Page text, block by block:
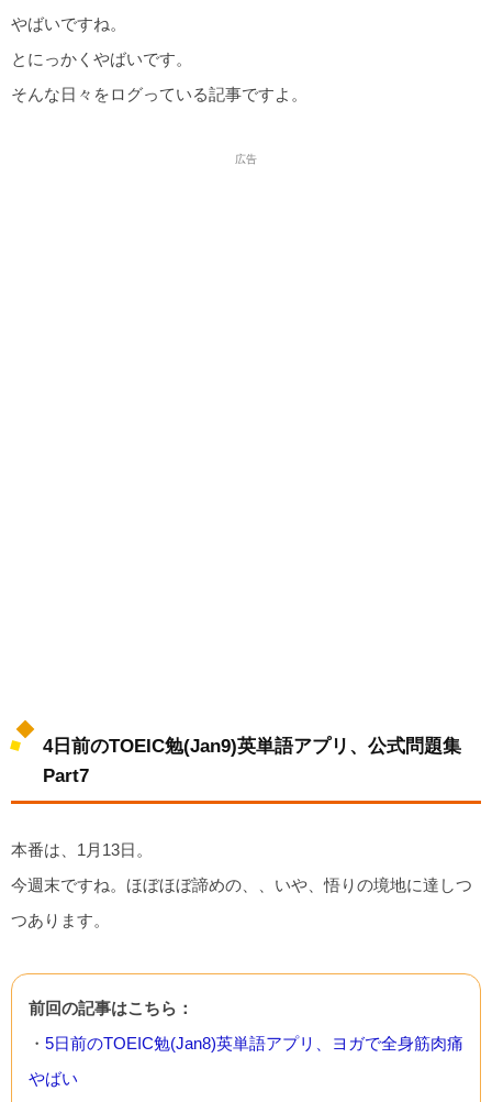
やばいですね。
とにっかくやばいです。
そんな日々をログっている記事ですよ。
広告
4日前のTOEIC勉(Jan9)英単語アプリ、公式問題集
Part7
本番は、1月13日。
今週末ですね。ほぼほぼ諦めの、、いや、悟りの境地に達しつ
つあります。
前回の記事はこちら：
・ 5日前のTOEIC勉(Jan8)英単語アプリ、ヨガで全身筋肉痛
やばい